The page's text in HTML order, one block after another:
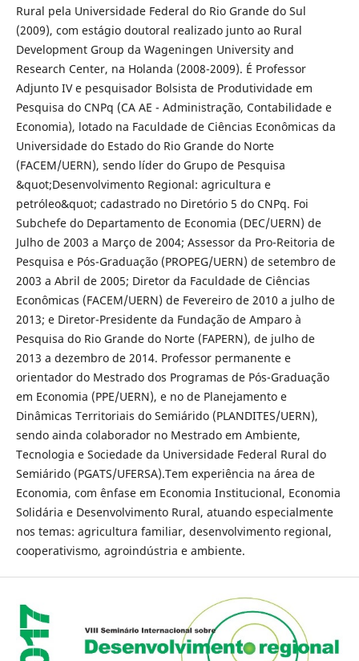
Rural pela Universidade Federal do Rio Grande do Sul
(2009), com estágio doutoral realizado junto ao Rural
Development Group da Wageningen University and
Research Center, na Holanda (2008-2009). É Professor
Adjunto IV e pesquisador Bolsista de Produtividade em
Pesquisa do CNPq (CA AE - Administração, Contabilidade e
Economia), lotado na Faculdade de Ciências Econômicas da
Universidade do Estado do Rio Grande do Norte
(FACEM/UERN), sendo líder do Grupo de Pesquisa
&quot;Desenvolvimento Regional: agricultura e
petróleo&quot; cadastrado no Diretório 5 do CNPq. Foi
Subchefe do Departamento de Economia (DEC/UERN) de
Julho de 2003 a Março de 2004; Assessor da Pro-Reitoria de
Pesquisa e Pós-Graduação (PROPEG/UERN) de setembro de
2003 a Abril de 2005; Diretor da Faculdade de Ciências
Econômicas (FACEM/UERN) de Fevereiro de 2010 a julho de
2013; e Diretor-Presidente da Fundação de Amparo à
Pesquisa do Rio Grande do Norte (FAPERN), de julho de
2013 a dezembro de 2014. Professor permanente e
orientador do Mestrado dos Programas de Pós-Graduação
em Economia (PPE/UERN), e no de Planejamento e
Dinâmicas Territoriais do Semiárido (PLANDITES/UERN),
sendo ainda colaborador no Mestrado em Ambiente,
Tecnologia e Sociedade da Universidade Federal Rural do
Semiárido (PGATS/UFERSA).Tem experiência na área de
Economia, com ênfase em Economia Institucional, Economia
Solidária e Desenvolvimento Rural, atuando especialmente
nos temas: agricultura familiar, desenvolvimento regional,
cooperativismo, agroindústria e ambiente.